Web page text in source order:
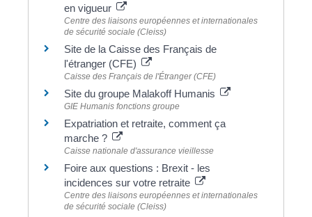
en vigueur
Centre des liaisons européennes et internationales
de sécurité sociale (Cleiss)
Site de la Caisse des Français de
l'étranger (CFE)
Caisse des Français de l'Étranger (CFE)
Site du groupe Malakoff Humanis
GIE Humanis fonctions groupe
Expatriation et retraite, comment ça
marche ?
Caisse nationale d'assurance vieillesse
Foire aux questions : Brexit - les
incidences sur votre retraite
Centre des liaisons européennes et internationales
de sécurité sociale (Cleiss)